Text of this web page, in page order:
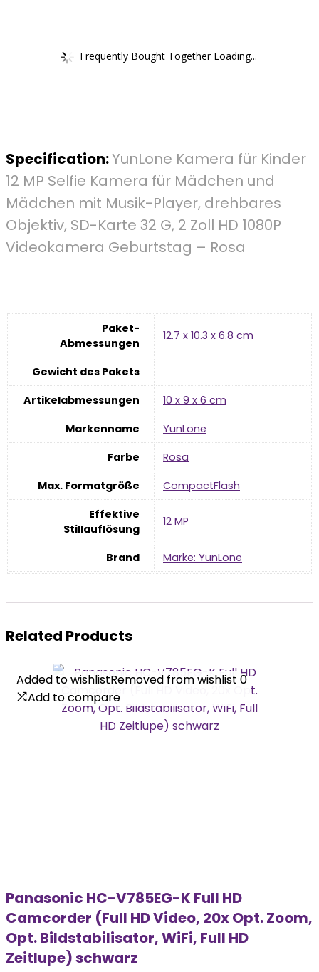
Frequently Bought Together Loading...
Specification:YunLone Kamera für Kinder
12 MP Selfie Kamera für Mädchen und
Mädchen mit Musik-Player, drehbares
Objektiv, SD-Karte 32 G, 2 Zoll HD 1080P
Videokamera Geburtstag – Rosa
Paket-
Abmessungen
‎12.7 x 10.3 x 6.8 cm
Gewicht des Pakets
Artikelabmessungen
‎10 x 9 x 6 cm
Markenname
‎YunLone
Farbe
‎Rosa
Max. Formatgröße
‎CompactFlash
Effektive
Stillauflösung
‎12 MP
Brand Marke: YunLone
Related Products
Added to wishlistRemoved from wishlist 0
Add to compare
Panasonic HC-V785EG-K Full HD
Camcorder (Full HD Video, 20x Opt. Zoom,
Opt. Bildstabilisator, WiFi, Full HD
Zeitlupe) schwarz
Added to wishlistRemoved from wishlist 0
Add to compare